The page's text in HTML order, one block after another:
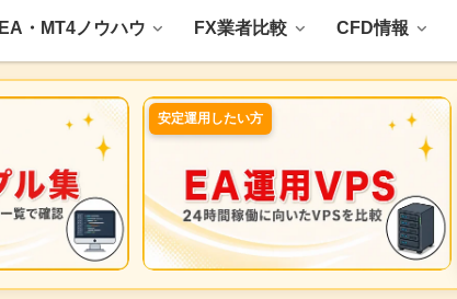
EA・MT4ノウハウ FX業者比較 CFD情報
安定運用したい方